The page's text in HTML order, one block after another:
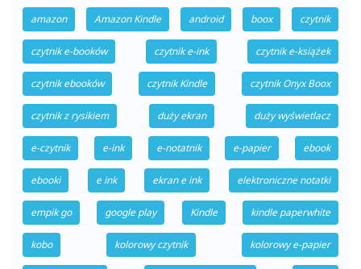
amazon Amazon Kindle android boox czytnik
czytnik e-booków czytnik e-ink czytnik e-książek
czytnik ebooków czytnik Kindle czytnik Onyx Boox
czytnik z rysikiem duży ekran duży wyświetlacz
e-czytnik e-ink e-notatnik e-papier ebook
ebooki e ink ekran e ink elektroniczne notatki
empik go google play Kindle kindle paperwhite
kobo kolorowy czytnik kolorowy e-papier